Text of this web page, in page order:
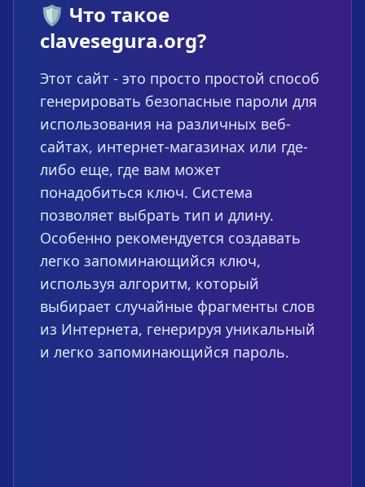
🛡️ Что такое
clavesegura.org?
Этот сайт - это просто простой способ
генерировать безопасные пароли для
использования на различных веб-
сайтах, интернет-магазинах или где-
либо еще, где вам может
понадобиться ключ. Система
позволяет выбрать тип и длину.
Особенно рекомендуется создавать
легко запоминающийся ключ,
используя алгоритм, который
выбирает случайные фрагменты слов
из Интернета, генерируя уникальный
и легко запоминающийся пароль.